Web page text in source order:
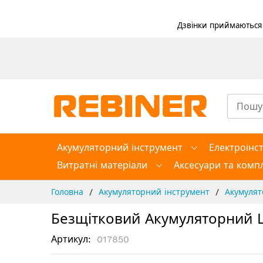
Дзвінки
Акумуляторний інструмент
Витратні матеріали
Аксесуари та
Головна Акумуляторний інструмент
Безщітковий Акумуляторний
Артикул 017850